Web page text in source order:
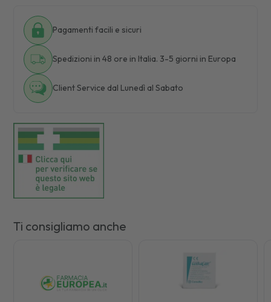
Pagamenti facili e sicuri
Spedizioni in 48 ore in Italia. 3-5 giorni in Europa
Client Service dal Lunedì al Sabato
Ti consigliamo anche